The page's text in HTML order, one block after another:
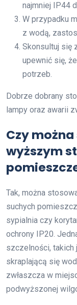
najmniej IP44
W przypadku
z wodą,
Skonsultuj się
upewnić się,
potrzeb.
Dobrze dobrany
lampy oraz awarii
Czy
wyższym
Tak, można
suchych
sypialnia czy
ochrony IP20.
szczelności, takich
skraplającą się
zwłaszcza w
podwyższonej